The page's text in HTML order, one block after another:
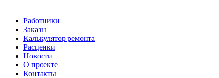
Работники
Заказы
Калькулятор ремонта
Расценки
Новости
О проекте
Контакты